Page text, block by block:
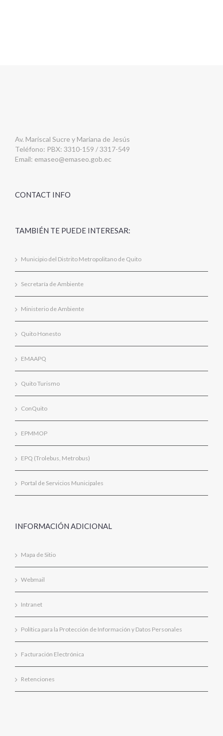
Av. Mariscal Sucre y Mariana de Jesús
Teléfono: PBX: 3310-159 / 3317-549
Email: emaseo@emaseo.gob.ec
CONTACT INFO
TAMBIÉN TE PUEDE INTERESAR:
Municipio del Distrito Metropolitano de Quito
Secretaría de Ambiente
Ministerio de Ambiente
Quito Honesto
EMAAPQ
Quito Turismo
ConQuito
EPMMOP
EPQ (Trolebus, Metrobus)
Portal de Servicios Municipales
INFORMACIÓN ADICIONAL
Mapa de Sitio
Webmail
Intranet
Política para la Protección de Información y Datos Personales
Facturación Electrónica
Retenciones